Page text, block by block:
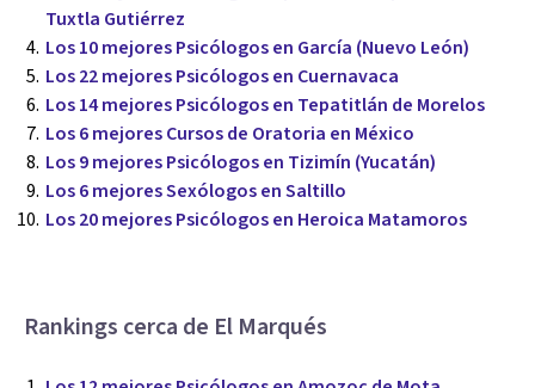
Tuxtla Gutiérrez
Los 10 mejores Psicólogos en García (Nuevo León)
Los 22 mejores Psicólogos en Cuernavaca
Los 14 mejores Psicólogos en Tepatitlán de Morelos
Los 6 mejores Cursos de Oratoria en México
Los 9 mejores Psicólogos en Tizimín (Yucatán)
Los 6 mejores Sexólogos en Saltillo
Los 20 mejores Psicólogos en Heroica Matamoros
Rankings cerca de El Marqués